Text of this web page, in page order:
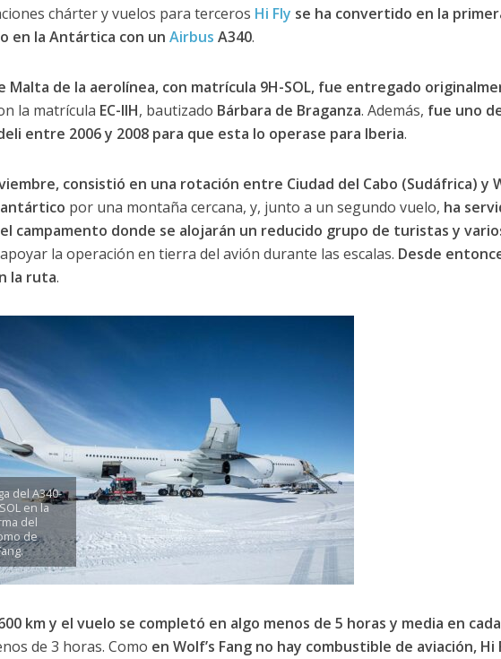
chárter y vuelos para terceros Hi Fly se ha convertido en la
en la Antártica con un Airbus A340.
Malta de la aerolínea, con matrícula 9H-SOL, fue entregado
la matrícula EC-IIH, bautizado Bárbara de Braganza. Además, fue uno
entre 2006 y 2008 para que esta lo operase para Iberia.
consistió en una rotación entre Ciudad del Cabo (Sudáfrica) y
por una montaña cercana, y, junto a un segundo vuelo, ha
campamento donde se alojarán un reducido grupo de turistas y
la operación en tierra del avión durante las escalas. Desde
la ruta.
del A340-
en la
del
de
km y el vuelo se completó en algo menos de 5 horas y media en cada
de 3 horas. Como en Wolf’s Fang no hay combustible de aviación, Hi